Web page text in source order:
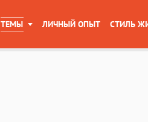
ТЕМЫ ЛИЧНЫЙ ОПЫТ СТИЛЬ